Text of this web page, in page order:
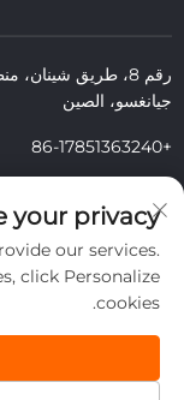
جيانغسو، الصين
+86-17851363240
your privacy
our services.
click Personalize
cookies.